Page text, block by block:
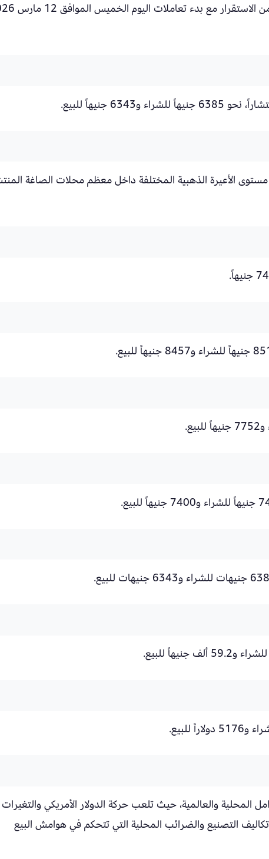
سجل سعر أوسط أعيرة الذهب في مصر حالة من
الأعيرة الذهبية المختلفة داخل معظم محلات الصاغة
والعالمية، حيث تلعب حركة الدولار الأمريكي
تكاليف التصنيع والضرائب المحلية التي تتحكم في هوامش البيع